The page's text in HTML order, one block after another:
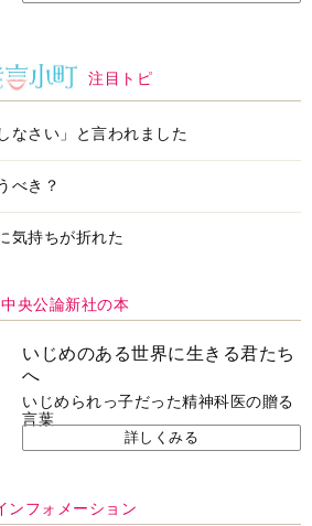
注目トピ
なさい」と言われました
べき？
気持ちが折れた
中央公論新社の本
いじめのある世界に生きる君たち
へ
いじめられっ子だった精神科医の贈る
言葉
詳しくみる
ンフォメーション